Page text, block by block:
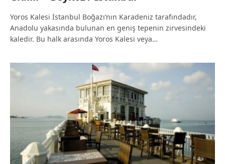
Yoros Kalesi İstanbul Boğazı’nın Karadeniz tarafındadır,
Anadolu yakasında bulunan en geniş tepenin zirvesindeki
kaledir. Bu halk arasında Yoros Kalesi veya…